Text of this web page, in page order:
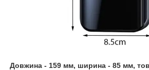
Довжина - 159 мм, ширина - 85 мм,